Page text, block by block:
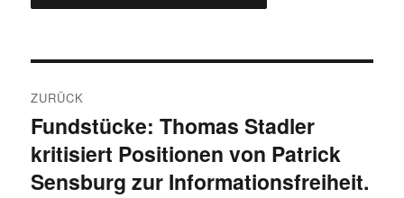
ZURÜCK
Vorheriger
Beitrag:
Fundstücke: Thomas Stadler
kritisiert Positionen von Patrick
Sensburg zur Informationsfreiheit.